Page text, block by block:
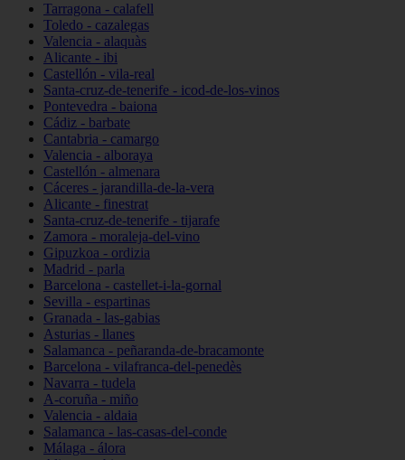
Tarragona - calafell
Toledo - cazalegas
Valencia - alaquàs
Alicante - ibi
Castellón - vila-real
Santa-cruz-de-tenerife - icod-de-los-vinos
Pontevedra - baiona
Cádiz - barbate
Cantabria - camargo
Valencia - alboraya
Castellón - almenara
Cáceres - jarandilla-de-la-vera
Alicante - finestrat
Santa-cruz-de-tenerife - tijarafe
Zamora - moraleja-del-vino
Gipuzkoa - ordizia
Madrid - parla
Barcelona - castellet-i-la-gornal
Sevilla - espartinas
Granada - las-gabias
Asturias - llanes
Salamanca - peñaranda-de-bracamonte
Barcelona - vilafranca-del-penedès
Navarra - tudela
A-coruña - miño
Valencia - aldaia
Salamanca - las-casas-del-conde
Málaga - álora